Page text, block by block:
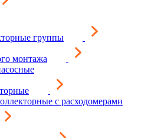
группы
монтажа
с расходомерами